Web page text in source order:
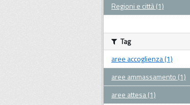
Regioni e città (1)
Tag
aree accoglienza (1)
aree ammassamento (1)
aree attesa (1)